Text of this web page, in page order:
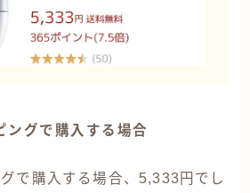
グで購入する場合
で購入する場合、5,333円でし